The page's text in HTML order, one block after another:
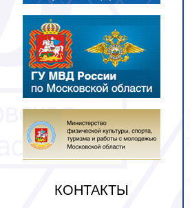
КОНТАКТЫ